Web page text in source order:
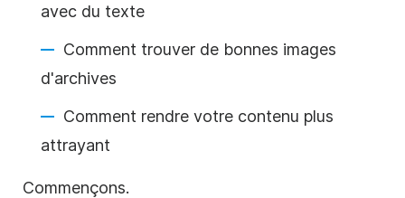
avec du texte
Comment trouver de bonnes images
d'archives
Comment rendre votre contenu plus
attrayant
Commençons.